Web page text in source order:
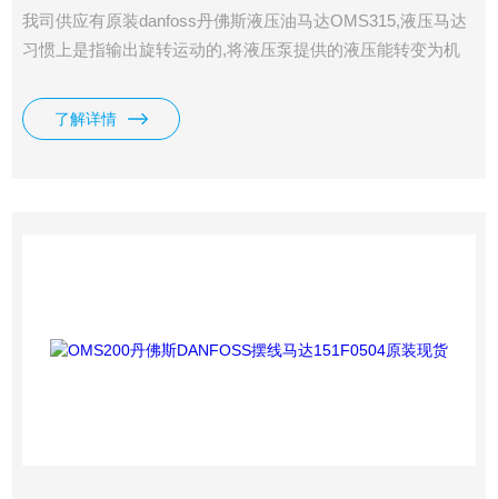
我司供应有原装danfoss丹佛斯液压油马达OMS315,液压马达
习惯上是指输出旋转运动的,将液压泵提供的液压能转变为机
了解详情